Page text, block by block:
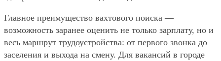
Главное преимущество вахтового поиска —
возможность заранее оценить не только зарплату, но и
весь маршрут трудоустройства: от первого звонка до
заселения и выхода на смену. Для вакансий в городе